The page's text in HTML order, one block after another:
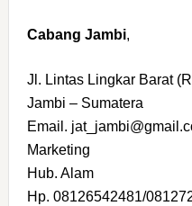
Cabang Jambi,
Jl. Lintas Lingkar Barat
Jambi – Sumatera
Email.
Marketing
Hub. Alam
Hp. 08126542481/